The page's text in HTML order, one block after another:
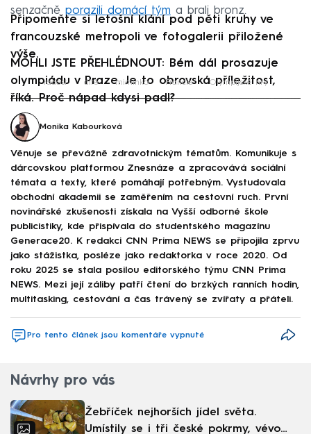
senzačně porazili domácí tým a brali bronz.
Připomeňte si letošní klání pod pěti kruhy ve
francouzské metropoli ve fotogalerii přiložené
výše.
MOHLI JSTE PŘEHLÉDNOUT: Bém dál prosazuje
olympiádu v Praze. Je to obrovská příležitost,
říká. Proč nápad kdysi padl?
radost dítě miminko Francie Olympijské hry
Monika Kabourková
Věnuje se převážně zdravotnickým tématům. Komunikuje s
dárcovskou platformou Znesnáze a zpracovává sociální
témata a texty, které pomáhají potřebným. Vystudovala
obchodní akademii se zaměřením na cestovní ruch. První
novinářské zkušenosti získala na Vyšší odborné škole
publicistiky, kde přispívala do studentského magazínu
Generace20. K redakci CNN Prima NEWS se připojila zprvu
jako stážistka, posléze jako redaktorka v roce 2020. Od
roku 2025 se stala posilou editorského týmu CNN Prima
NEWS. Mezi její záliby patří čtení do brzkých ranních hodin,
multitasking, cestování a čas trávený se zvířaty a přáteli.
Pro tento článek jsou komentáře vypnuté
Návrhy pro vás
Žebříček nejhorších jídel světa.
Umístily se i tři české pokrmy, vévodí